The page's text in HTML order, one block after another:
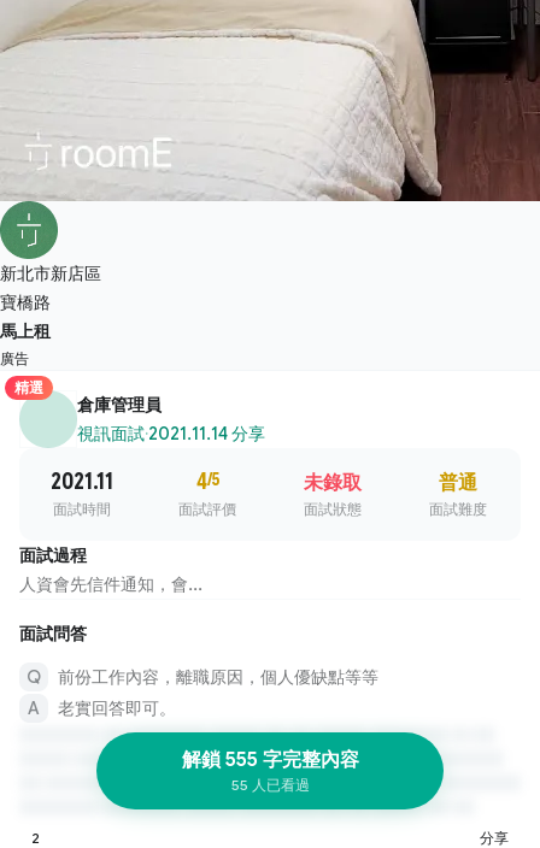
新北市新店區
寶橋路
馬上租
廣告
精選
倉庫管理員
視訊面試·2021.11.14 分享
2021.11
面試時間
4/5
面試評價
未錄取
面試狀態
普通
面試難度
面試過程
人資會先信件通知，會...
面試問答
前份工作內容，離職原因，個人優缺點等等
老實回答即可。
解鎖 555 字完整內容
55 人已看過
2 分享